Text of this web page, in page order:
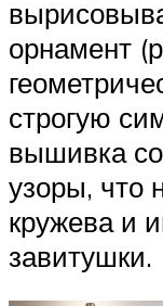
орнамент
строгую
вышивка
узоры, что
кружева и
завитушки.